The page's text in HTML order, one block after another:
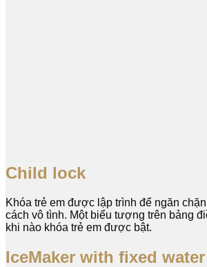
Child lock
Khóa trẻ em được lập trình để ngăn
cách vô tình. Một biểu tượng trên bảng
khi nào khóa trẻ em được bật.
IceMaker with fixed